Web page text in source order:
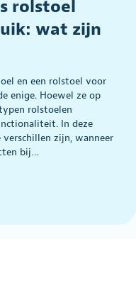
rolstoel
wat zijn
en een rolstoel voor
enige. Hoewel ze op
rolstoelen
In deze
zijn, wanneer
bij…